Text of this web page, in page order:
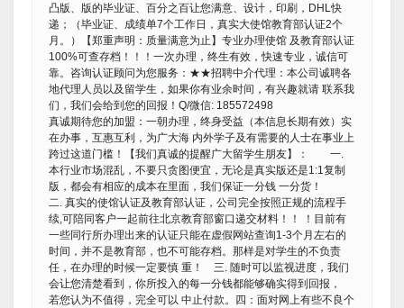
凸版、版的毕业证、百分之百让您满意、设计，印刷，DHL快
递；（毕业证、成绩单7个工作日，真实大使馆教育部认证2个
月。）【郑重声明：质量满意为止】专业办理使馆 及教育部认证
100%可查存档！！！一次办理，终生有效，快速专业，诚信可
靠。咨询认证顾问为您服务：★★招聘中介代理：本公司诚聘各
地代理人员以及留学生，如果你有业余时间，有兴趣就请 联系我
们，我们会给到您的回报！Q/微信: 185572498
真诚期待您的加盟：一朝办理，终身受益（本信息长期有效）实
在办事，互惠互利，为广大海 内外学子及有需要的人士在事业上
跨过这道门槛！【我们真诚的提醒广大留学生朋友】： 一.
本行业市场混乱，不要只贪图便宜，无论是真实版还是1:1复制
版，都会有相应的成本在里面，我们保证一分钱 一分货！
二. 真实的使馆认证及教育部认证，公司完全按照正规的流程手
续,可陪同客户一起前往北京教育部窗口递交材料！！ ！目前有
一些同行所办理出来的认证只能在虚假网站查询1-3个月左右的
时间，并不是教育部，也不可能存档。那样是对学生的不负责
任，在办理的时候一定要慎 重！ 三. 随时可以监视进度，我们
会让您清楚看到，你所投入的每一分钱都能够确实得到回报，
若您认为不值得，完全可以 中止付款。四：面对网上有些不良个